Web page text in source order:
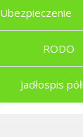
Ubezpieczenie
RODO
Jadłospis